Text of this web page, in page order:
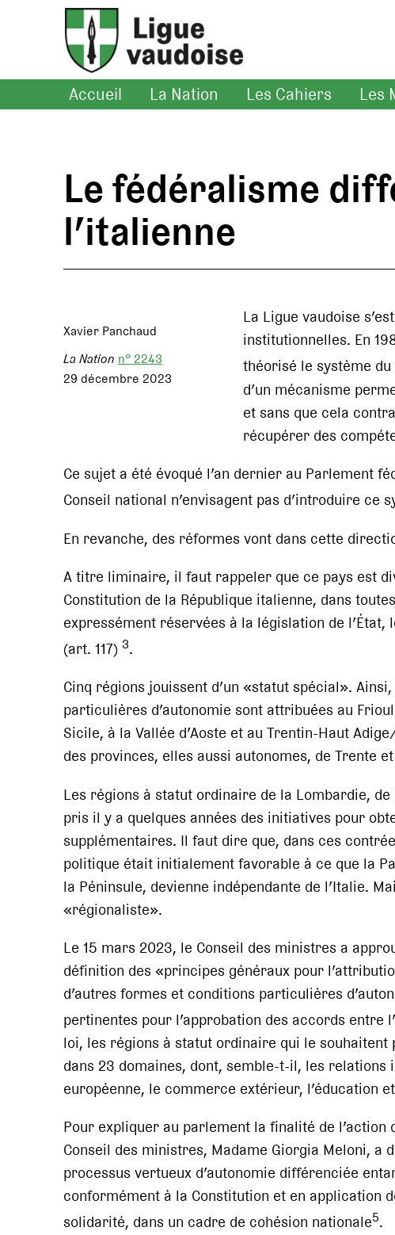
Accueil La Nation Les Cahiers Les
Le fédéralisme
l’italienne
Xavier Panchaud
La Nation n° 2243
29 décembre 2023
La Ligue vaudoise
institutionnelles. En
théorisé le système
d’un mécanisme
et sans que cela
récupérer des
Ce sujet a été évoqué l’an dernier au Parlement
Conseil national n’envisagent pas d’introduire ce
En revanche, des réformes vont dans cette
A titre liminaire, il faut rappeler que ce pays est
Constitution de la République italienne, dans
expressément réservées à la législation de
(art. 117) 3.
Cinq régions jouissent d’un «statut spécial».
particulières d’autonomie sont attribuées au
Sicile, à la Vallée d’Aoste et au Trentin-Haut
des provinces, elles aussi autonomes, de Trente
Les régions à statut ordinaire de la Lombardie,
pris il y a quelques années des initiatives pour
supplémentaires. Il faut dire que, dans ces
politique était initialement favorable à ce que la
la Péninsule, devienne indépendante de l’Italie.
«régionaliste».
Le 15 mars 2023, le Conseil des ministres a
définition des «principes généraux pour
d’autres formes et conditions particulières
pertinentes pour l’approbation des accords entre
loi, les régions à statut ordinaire qui le
dans 23 domaines, dont, semble-t-il, les relations
européenne, le commerce extérieur, l’éducation
Pour expliquer au parlement la finalité de
Conseil des ministres, Madame Giorgia Meloni, a
processus vertueux d’autonomie différenciée
conformément à la Constitution et en application
solidarité, dans un cadre de cohésion nationale5.